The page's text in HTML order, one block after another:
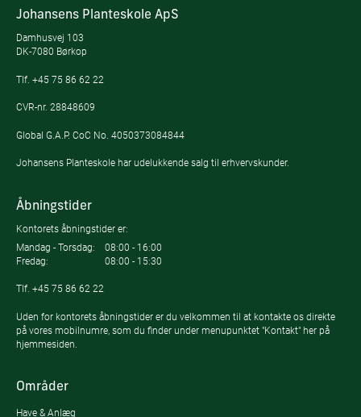
Johansens Planteskole ApS
Damhusvej 103
DK-7080 Børkop
Tlf. +45 75 86 62 22
CVR-nr. 28848609
Global G.A.P. CoC No. 4050373084844
Johansens Planteskole har udelukkende salg til erhvervskunder.
Åbningstider
Kontorets åbningstider er:
Mandag - Torsdag:
08:00 - 16:00
Fredag:
08:00 - 15:30
Tlf. +45 75 86 62 22
Uden for kontorets åbningstider er du velkommen til at kontakte os direkte
på vores mobilnumre, som du finder under menupunktet "Kontakt" her på
hjemmesiden.
Områder
Have & Anlæg